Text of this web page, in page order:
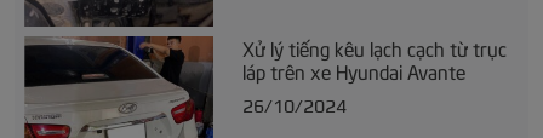
Xử lý tiếng kêu lạch cạch từ trục
láp trên xe Hyundai Avante
26/10/2024